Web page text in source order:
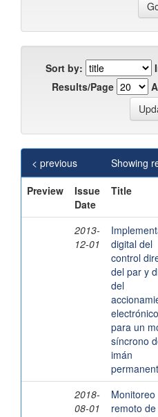
Sort by:
Results/Page
Showing
< previous
Preview
Issue
Date
Title
2013-
12-01
digital del
control
del par y
del
electrónico
para un
síncrono
imán
2018-
08-01
Monitoreo
remoto de